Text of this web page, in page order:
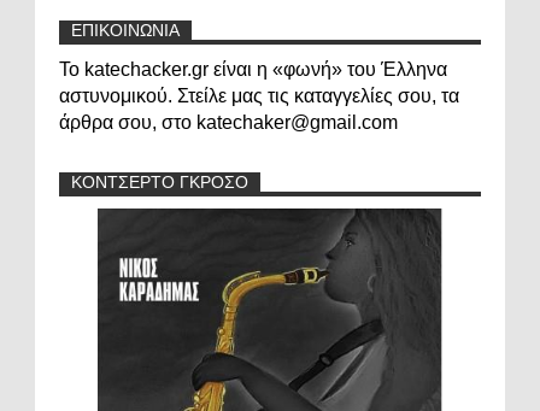
ΕΠΙΚΟΙΝΩΝΙΑ
Το katechacker.gr είναι η «φωνή» του Έλληνα
αστυνομικού. Στείλε μας τις καταγγελίες σου, τα
άρθρα σου, στο katechaker@gmail.com
ΚΟΝΤΣΕΡΤΟ ΓΚΡΟΣΟ